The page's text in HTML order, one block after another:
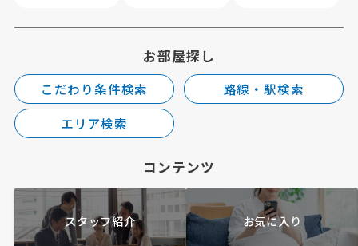
お部屋探し
こだわり条件検索
路線・駅検索
エリア検索
コンテンツ
スタッフ紹介 お気に入り